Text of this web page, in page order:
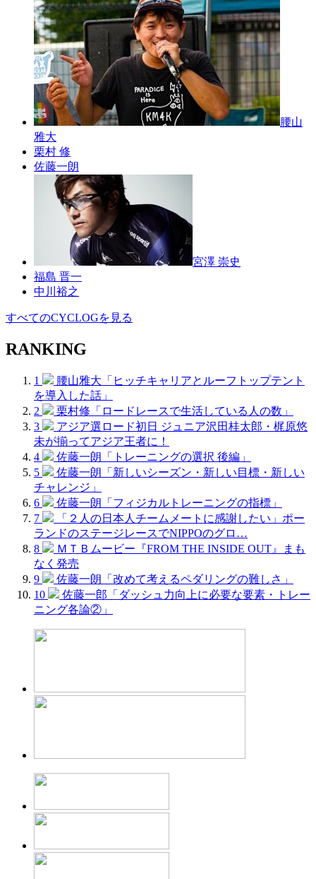
腰山
雅大
栗村 修
佐藤一朗
宮澤 崇史
福島 晋一
中川裕之
すべてのCYCLOGを見る
RANKING
1
腰山雅大「ヒッチキャリアとルーフトップテント
を導入した話」
2
栗村修「ロードレースで生活している人の数」
3
アジア選ロード初日 ジュニア沢田桂太郎・梶原悠
未が揃ってアジア王者に！
4
佐藤一朗「トレーニングの選択 後編」
5
佐藤一朗「新しいシーズン・新しい目標・新しい
チャレンジ」
6
佐藤一朗「フィジカルトレーニングの指標」
7
「２人の日本人チームメートに感謝したい」ポー
ランドのステージレースでNIPPOのグロ…
8
ＭＴＢムービー『FROM THE INSIDE OUT』まも
なく発売
9
佐藤一朗「改めて考えるペダリングの難しさ」
10
佐藤一郎「ダッシュ力向上に必要な要素・トレー
ニング各論②」